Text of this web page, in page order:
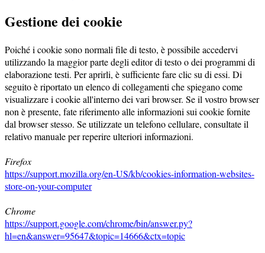
Gestione dei cookie
Poiché i cookie sono normali file di testo, è possibile accedervi
utilizzando la maggior parte degli editor di testo o dei programmi di
elaborazione testi. Per aprirli, è sufficiente fare clic su di essi. Di
seguito è riportato un elenco di collegamenti che spiegano come
visualizzare i cookie all'interno dei vari browser. Se il vostro browser
non è presente, fate riferimento alle informazioni sui cookie fornite
dal browser stesso. Se utilizzate un telefono cellulare, consultate il
relativo manuale per reperire ulteriori informazioni.
Firefox
https://support.mozilla.org/en-US/kb/cookies-information-websites-
store-on-your-computer
Chrome
https://support.google.com/chrome/bin/answer.py?
hl=en&answer=95647&topic=14666&ctx=topic